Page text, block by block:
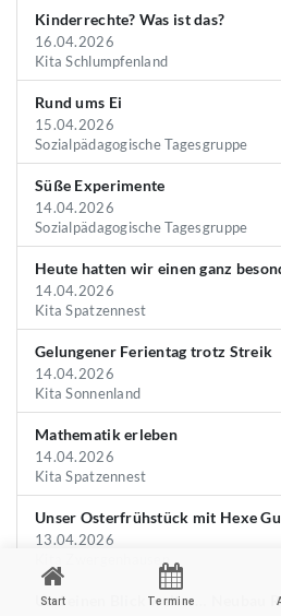
Kinderrechte? Was ist das?
16.04.2026
Kita Schlumpfenland
Rund ums Ei
15.04.2026
Sozialpädagogische Tagesgruppe
Süße Experimente
14.04.2026
Sozialpädagogische Tagesgruppe
Heute hatten wir einen ganz
14.04.2026
Kita Spatzennest
Gelungener Ferientag trotz Streik
14.04.2026
Kita Sonnenland
Mathematik erleben
14.04.2026
Kita Spatzennest
Unser Osterfrühstück mit Hexe
13.04.2026
Kita Zwergenhausen
Und einen Blick weiter… Neubau
Start Termine